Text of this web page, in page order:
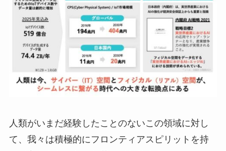
人類がいまだ経験したことのないこの領域に対し
て、我々は積極的にフロンティアスピリットを持